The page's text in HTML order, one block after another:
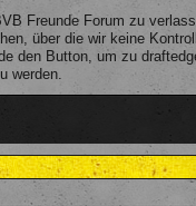
Freunde Forum zu
über die wir keine
den Button, um zu
werden.